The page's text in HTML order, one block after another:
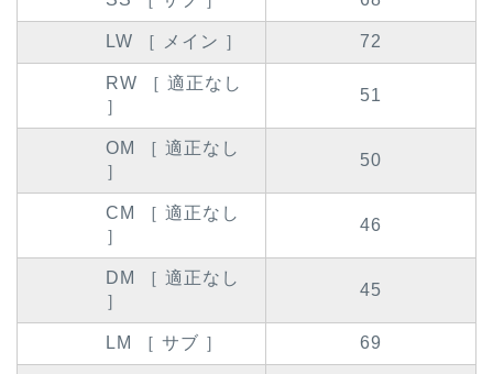
LW ［ メイン ］ 72
RW ［ 適正なし
］
51
OM ［ 適正なし
］
50
CM ［ 適正なし
］
46
DM ［ 適正なし
］
45
LM ［ サブ ］ 69